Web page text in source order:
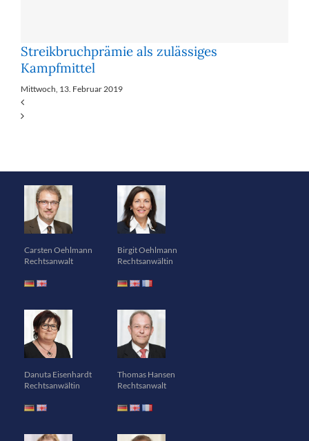
Streikbruchprämie als zulässiges
Kampfmittel
Mittwoch, 13. Februar 2019
Carsten Oehlmann
Rechtsanwalt
Birgit Oehlmann
Rechtsanwältin
Danuta Eisenhardt
Rechtsanwältin
Thomas Hansen
Rechtsanwalt